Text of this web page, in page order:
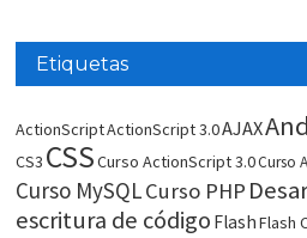
Etiquetas
ActionScriptActionScript 3.0AJAX
CS3 CSSCurso ActionScript 3.0Curso
Curso MySQLCurso PHP
escritura de código FlashFlash